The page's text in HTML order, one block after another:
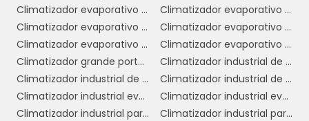
4. Melhoria da qualidade do ar:Os
climatizadores não apenas resfriam o ar, mas
também aumentam a umidade, melhorando
a qualidade do ar em ambientes secos. Isso
pode ajudar a reduzir problemas respiratórios
e melhorar o conforto dos ocupantes.
Climatizador evaporativo industrial
Climatizador evaporativo industrial portátil
Climatizador evaporativo para academia
Climatizador evaporativo portátil
Climatizador evaporativo portátil preço
Climatizador evaporativo valor
Climatizador grande portátil
Climatizador industrial de ar
Climatizador industrial de parede
Climatizador industrial de parede preço
Climatizador industrial evaporativo
Climatizador industrial evaporativo de ambientes portátil
Climatizador industrial para galpão
Climatizador industrial para igrejas